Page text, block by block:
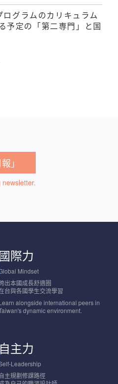
グラムのカリキュラム
予定の「第二専門」と国
」
國際力
Mindset
出本國成長舒適圈
台與各國學生交流學習
alongside international peers in
dynamic environment.
自主力
Leadership
自主規劃修課路徑